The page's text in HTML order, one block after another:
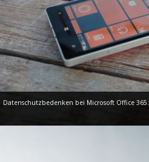
Datenschutzbedenken bei Microsoft Office 365.